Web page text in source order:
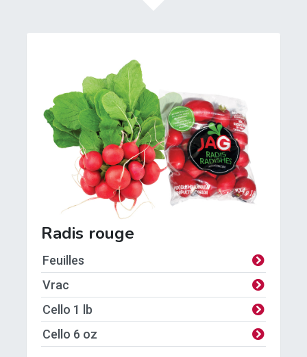
Radis rouge
Feuilles
Vrac
Cello 1 lb
Cello 6 oz